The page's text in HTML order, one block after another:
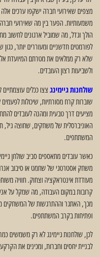
מצפים שאירועי חברה ישקפו ערכים אלה
משמעותיות. הפער בין מה שאירועי
הולך וגדל, מה שמוביל ארגונים לחשוב
לפורמטים חדשניים ומעוררים יותר,
שלא רק ממלאים את מטרתם המיועדת
ולשביעות רצון העובדים.
שולחנות גיימינגצצו ככלים
שוברות קרח מסורתיות, שיכולות לפעמים
מציעים דרך טבעית ומהנה לעובדים
האוניברסלית של משחקים, שחוצה גיל,
המשתתפים.
כאשר עובדים מתאספים סביב שולחן
משחק אסטרטגי של שחמט או סיבוב
מעודדת אינטראקציה וצחוק. חוויה
קרובות במקום העבודה, מה שמקל על
מכך, האתגר וההתרגשות של המשחקים
ופתיחות בקרב המשתתפים.
לכן, שולחנות גיימינג לא רק משמשים
לבניית יחסים וחברות, ומכינים את